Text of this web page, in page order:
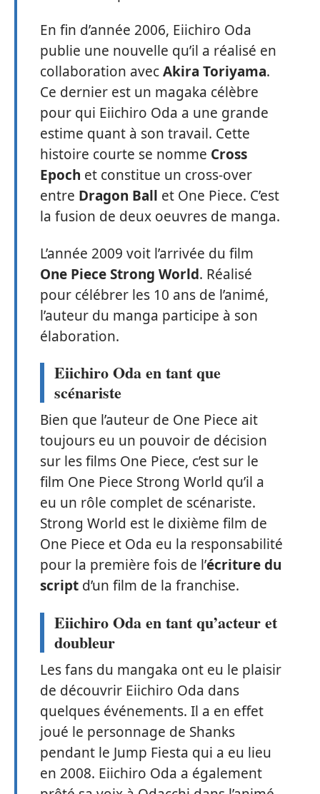
En fin d’année 2006, Eiichiro Oda
publie une nouvelle qu’il a réalisé en
collaboration avecAkira Toriyama.
Ce dernier est un magaka célèbre
pour qui Eiichiro Oda a une grande
estime quant à son travail. Cette
histoire courte se nomme Cross
Epoch et constitue un cross-over
entre Dragon Ball et One Piece. C’est
la fusion de deux oeuvres de manga.
L’année 2009 voit l’arrivée du film
One Piece Strong World. Réalisé
pour célébrer les 10 ans de l’animé,
l’auteur du manga participe à son
élaboration.
Eiichiro Oda en tant que
scénariste
Bien que l’auteur de One Piece ait
toujours eu un pouvoir de décision
sur les films One Piece, c’est sur le
film One Piece Strong World qu’il a
eu un rôle complet de scénariste.
Strong World est le dixième film de
One Piece et Oda eu la responsabilité
pour la première fois de l’écriture du
script d’un film de la franchise.
Eiichiro Oda en tant qu’acteur et
doubleur
Les fans du mangaka ont eu le plaisir
de découvrir Eiichiro Oda dans
quelques événements. Il a en effet
joué le personnage de Shanks
pendant le Jump Fiesta qui a eu lieu
en 2008. Eiichiro Oda a également